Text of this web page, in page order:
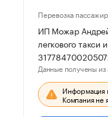
Перевозка
ИП Можар Андрей
легкового
Данные получены из
Информация
Компания не